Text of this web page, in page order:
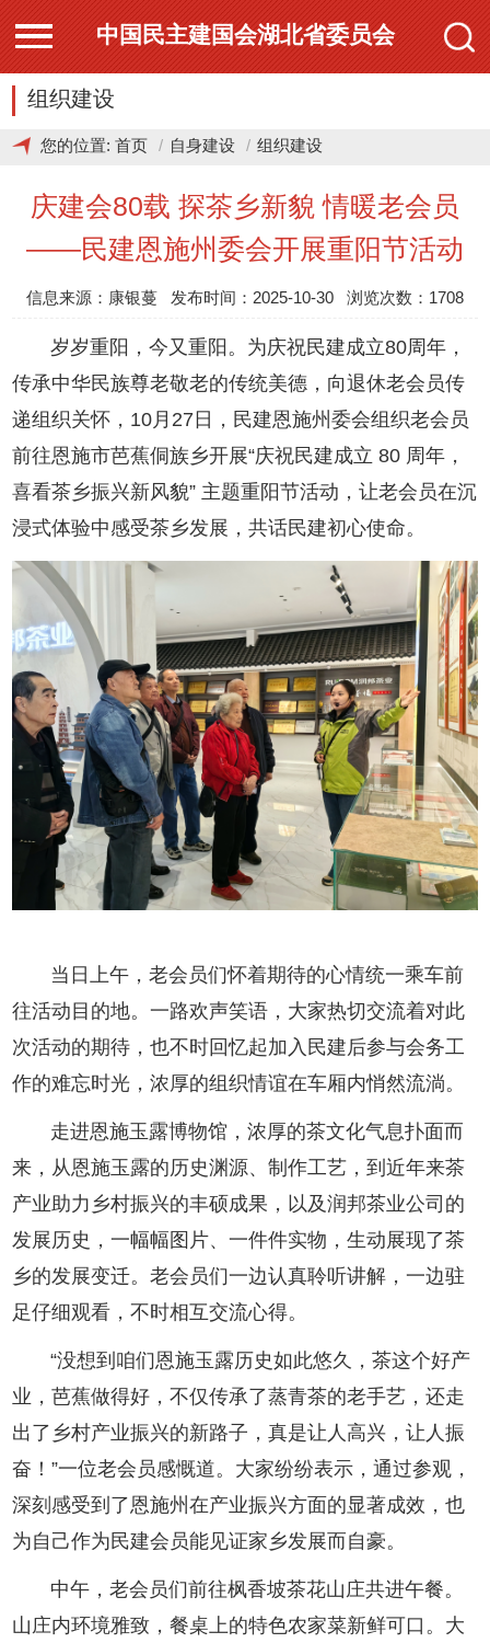
中国民主建国会湖北省委员会
组织建设
您的位置: 首页 自身建设 组织建设
庆建会80载 探茶乡新貌 情暖老会员
——民建恩施州委会开展重阳节活动
信息来源：康银蔓 发布时间：2025-10-30 浏览次数：1708
岁岁重阳，今又重阳。为庆祝民建成立80周年，
传承中华民族尊老敬老的传统美德，向退休老会员传
递组织关怀，10月27日，民建恩施州委会组织老会员
前往恩施市芭蕉侗族乡开展“庆祝民建成立 80 周年，
喜看茶乡振兴新风貌” 主题重阳节活动，让老会员在沉
浸式体验中感受茶乡发展，共话民建初心使命。
当日上午，老会员们怀着期待的心情统一乘车前
往活动目的地。一路欢声笑语，大家热切交流着对此
次活动的期待，也不时回忆起加入民建后参与会务工
作的难忘时光，浓厚的组织情谊在车厢内悄然流淌。
走进恩施玉露博物馆，浓厚的茶文化气息扑面而
来，从恩施玉露的历史渊源、制作工艺，到近年来茶
产业助力乡村振兴的丰硕成果，以及润邦茶业公司的
发展历史，一幅幅图片、一件件实物，生动展现了茶
乡的发展变迁。老会员们一边认真聆听讲解，一边驻
足仔细观看，不时相互交流心得。
“没想到咱们恩施玉露历史如此悠久，茶这个好产
业，芭蕉做得好，不仅传承了蒸青茶的老手艺，还走
出了乡村产业振兴的新路子，真是让人高兴，让人振
奋！”一位老会员感慨道。大家纷纷表示，通过参观，
深刻感受到了恩施州在产业振兴方面的显著成效，也
为自己作为民建会员能见证家乡发展而自豪。
中午，老会员们前往枫香坡茶花山庄共进午餐。
山庄内环境雅致，餐桌上的特色农家菜新鲜可口。大